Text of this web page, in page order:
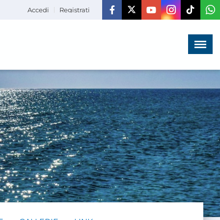
Accedi Registrati
Menù ×
LA VITA
DELL'ASSOCIAZIONE
COMUNICAZIONE,
PROGETTI ED EDITORIA
AMMINISTRAZIONE
TRASPARENTE